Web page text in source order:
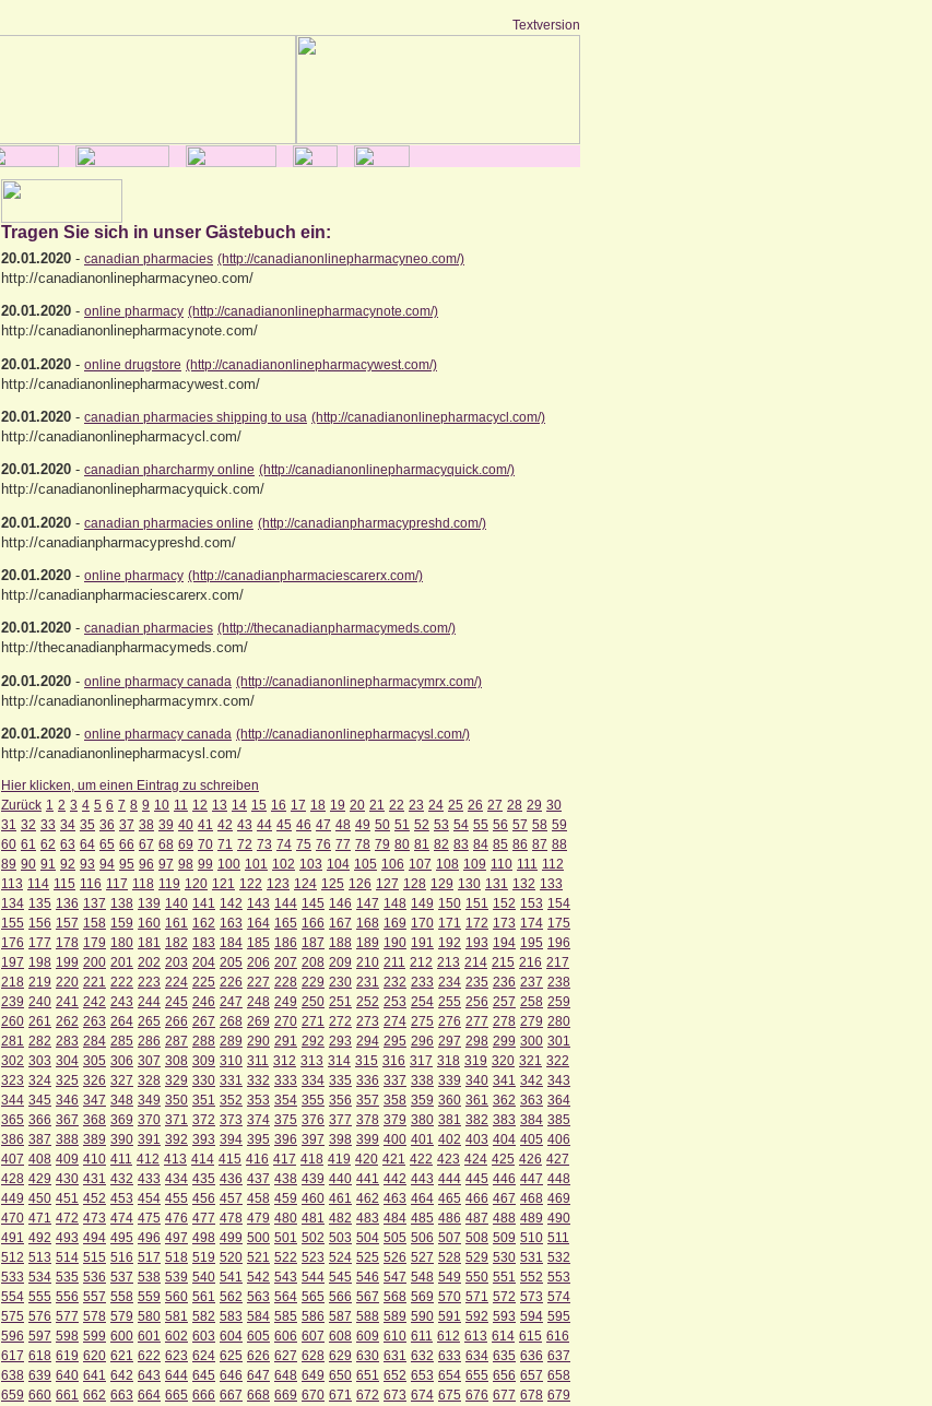
Textversion
Tragen Sie sich in unser Gästebuch ein:
20.01.2020 - canadian pharmacies (http://canadianonlinepharmacyneo.com/)
http://canadianonlinepharmacyneo.com/
20.01.2020 - online pharmacy (http://canadianonlinepharmacynote.com/)
http://canadianonlinepharmacynote.com/
20.01.2020 - online drugstore (http://canadianonlinepharmacywest.com/)
http://canadianonlinepharmacywest.com/
20.01.2020 - canadian pharmacies shipping to usa (http://canadianonlinepharmacycl.com/)
http://canadianonlinepharmacycl.com/
20.01.2020 - canadian pharcharmy online (http://canadianonlinepharmacyquick.com/)
http://canadianonlinepharmacyquick.com/
20.01.2020 - canadian pharmacies online (http://canadianpharmacypreshd.com/)
http://canadianpharmacypreshd.com/
20.01.2020 - online pharmacy (http://canadianpharmaciescarerx.com/)
http://canadianpharmaciescarerx.com/
20.01.2020 - canadian pharmacies (http://thecanadianpharmacymeds.com/)
http://thecanadianpharmacymeds.com/
20.01.2020 - online pharmacy canada (http://canadianonlinepharmacymrx.com/)
http://canadianonlinepharmacymrx.com/
20.01.2020 - online pharmacy canada (http://canadianonlinepharmacysl.com/)
http://canadianonlinepharmacysl.com/
Hier klicken, um einen Eintrag zu schreiben
Zurück 1 2 3 4 5 6 7 8 9 10 11 12 13 14 15 16 17 18 19 20 21 22 23 24 25 26 27 28 29 30
31 32 33 34 35 36 37 38 39 40 41 42 43 44 45 46 47 48 49 50 51 52 53 54 55 56 57 58 59
60 61 62 63 64 65 66 67 68 69 70 71 72 73 74 75 76 77 78 79 80 81 82 83 84 85 86 87 88
89 90 91 92 93 94 95 96 97 98 99 100 101 102 103 104 105 106 107 108 109 110 111 112
113 114 115 116 117 118 119 120 121 122 123 124 125 126 127 128 129 130 131 132 133
134 135 136 137 138 139 140 141 142 143 144 145 146 147 148 149 150 151 152 153 154
155 156 157 158 159 160 161 162 163 164 165 166 167 168 169 170 171 172 173 174 175
176 177 178 179 180 181 182 183 184 185 186 187 188 189 190 191 192 193 194 195 196
197 198 199 200 201 202 203 204 205 206 207 208 209 210 211 212 213 214 215 216 217
218 219 220 221 222 223 224 225 226 227 228 229 230 231 232 233 234 235 236 237 238
239 240 241 242 243 244 245 246 247 248 249 250 251 252 253 254 255 256 257 258 259
260 261 262 263 264 265 266 267 268 269 270 271 272 273 274 275 276 277 278 279 280
281 282 283 284 285 286 287 288 289 290 291 292 293 294 295 296 297 298 299 300 301
302 303 304 305 306 307 308 309 310 311 312 313 314 315 316 317 318 319 320 321 322
323 324 325 326 327 328 329 330 331 332 333 334 335 336 337 338 339 340 341 342 343
344 345 346 347 348 349 350 351 352 353 354 355 356 357 358 359 360 361 362 363 364
365 366 367 368 369 370 371 372 373 374 375 376 377 378 379 380 381 382 383 384 385
386 387 388 389 390 391 392 393 394 395 396 397 398 399 400 401 402 403 404 405 406
407 408 409 410 411 412 413 414 415 416 417 418 419 420 421 422 423 424 425 426 427
428 429 430 431 432 433 434 435 436 437 438 439 440 441 442 443 444 445 446 447 448
449 450 451 452 453 454 455 456 457 458 459 460 461 462 463 464 465 466 467 468 469
470 471 472 473 474 475 476 477 478 479 480 481 482 483 484 485 486 487 488 489 490
491 492 493 494 495 496 497 498 499 500 501 502 503 504 505 506 507 508 509 510 511
512 513 514 515 516 517 518 519 520 521 522 523 524 525 526 527 528 529 530 531 532
533 534 535 536 537 538 539 540 541 542 543 544 545 546 547 548 549 550 551 552 553
554 555 556 557 558 559 560 561 562 563 564 565 566 567 568 569 570 571 572 573 574
575 576 577 578 579 580 581 582 583 584 585 586 587 588 589 590 591 592 593 594 595
596 597 598 599 600 601 602 603 604 605 606 607 608 609 610 611 612 613 614 615 616
617 618 619 620 621 622 623 624 625 626 627 628 629 630 631 632 633 634 635 636 637
638 639 640 641 642 643 644 645 646 647 648 649 650 651 652 653 654 655 656 657 658
659 660 661 662 663 664 665 666 667 668 669 670 671 672 673 674 675 676 677 678 679